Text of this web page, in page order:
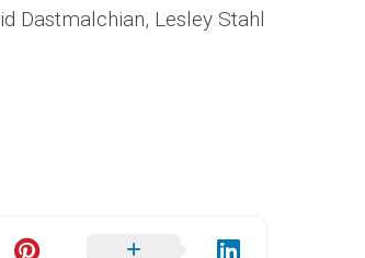
Dastmalchian, Lesley Stahl